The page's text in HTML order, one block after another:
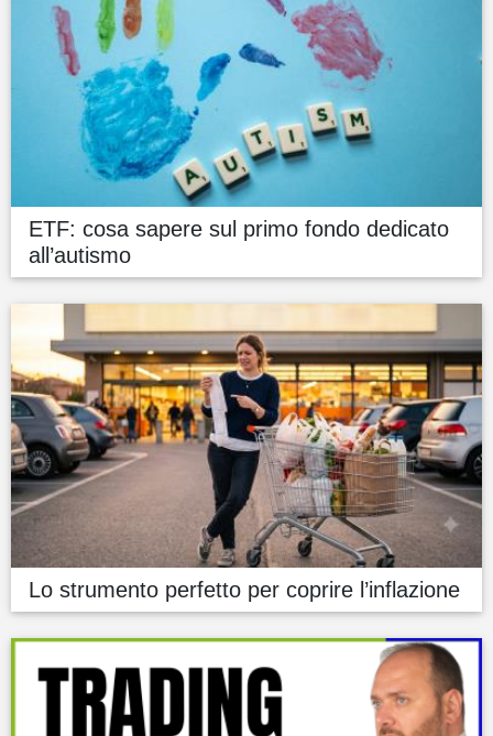
ETF: cosa sapere sul primo fondo dedicato
all’autismo
Lo strumento perfetto per coprire l’inflazione